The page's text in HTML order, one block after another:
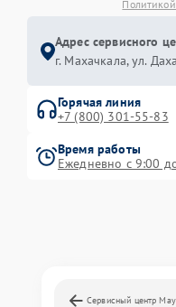
Адрес сервисного
г. Махачкала, ул.
Горячая линия
+7 (800) 301-55-83
Время работы
Ежедневно с 9:00
Сервисный центр